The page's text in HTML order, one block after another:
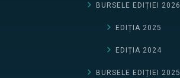
BURSELE EDIȚIEI 2026
EDIȚIA 2025
EDIȚIA 2024
BURSELE EDIȚIEI 2025